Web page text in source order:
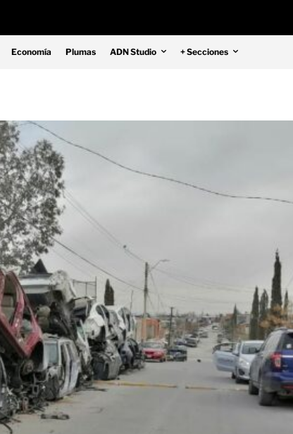
Economía Plumas ADN Studio + Secciones